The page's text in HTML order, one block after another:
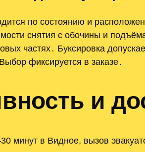
по состоянию и
снятия с обочины и
частях․ Буксировка
фиксируется в заказе․
и
минут в Видное, вызов